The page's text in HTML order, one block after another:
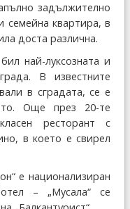
задължително
семейна квартира, в
доста различна.
най-луксозната и
В известните
в сградата, се е
Още през 20-те
ресторант с
в което е свирел
е национализиран
– „Мусала“ се